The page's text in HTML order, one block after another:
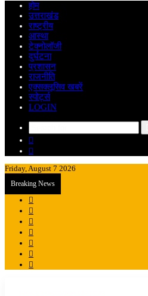
होम
उत्तराखंड
राष्ट्रीय
आस्था
टेक्नोलॉजी
दुर्घटना
प्रशासन
राजनीति
एक्सक्लूसिव खबरें
स्पोर्ट्स
LOGIN
Article
Friday, August 7 2026
Breaking News